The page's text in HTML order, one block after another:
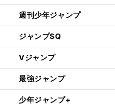
週刊少年ジャンプ
ジャンプSQ
Vジャンプ
最強ジャンプ
少年ジャンプ+